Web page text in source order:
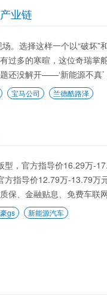
业链
。选择这样一个以“破坏”
过多的寒暄，这位奇瑞掌
还没解开——‘新能源不真’
宝马公司 兰德酷路泽
型，官方指导价16.29万-
方指导价12.79万-13.79
保、金融贴息、免费车联
gs 新能源汽车